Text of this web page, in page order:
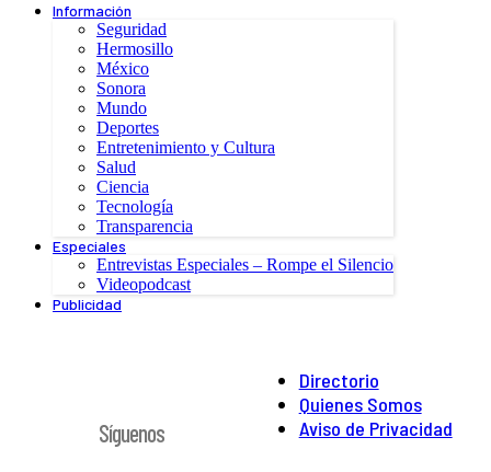
Información
Seguridad
Hermosillo
México
Sonora
Mundo
Deportes
Entretenimiento y Cultura
Salud
Ciencia
Tecnología
Transparencia
Especiales
Entrevistas Especiales – Rompe el Silencio
Videopodcast
Publicidad
Directorio
Quienes Somos
Aviso de Privacidad
Síguenos